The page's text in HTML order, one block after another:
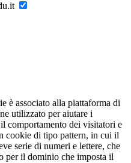
è associato alla piattaforma di
utilizzato per aiutare i
comportamento dei visitatori e
cookie di tipo pattern, in cui il
serie di numeri e lettere, che
per il dominio che imposta il